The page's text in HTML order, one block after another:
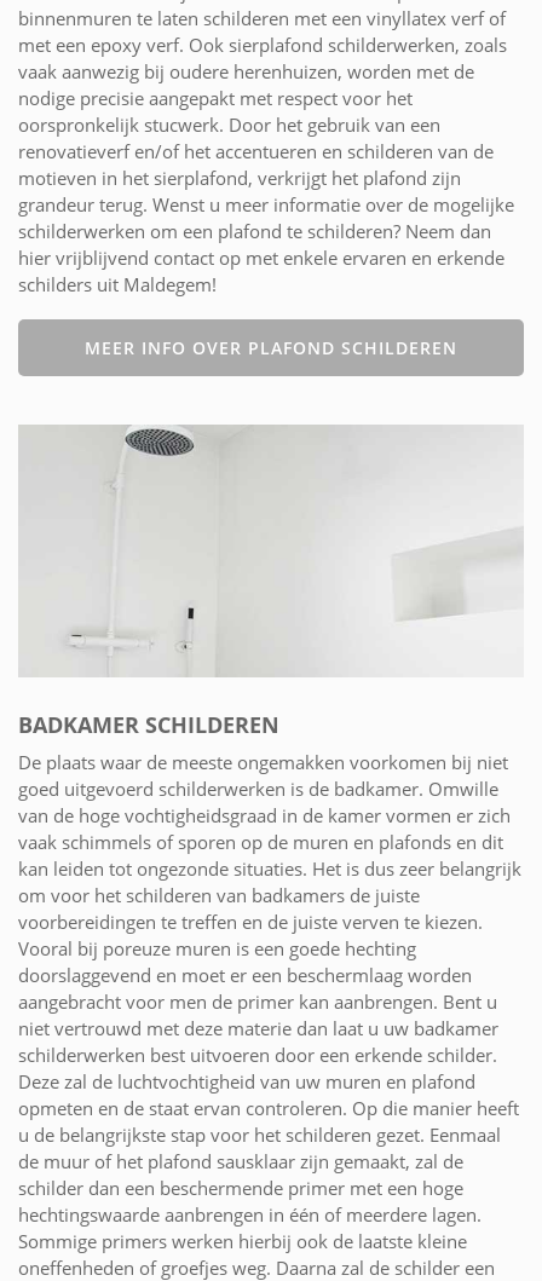
binnenmuren te laten schilderen met een vinyllatex verf of
met een epoxy verf. Ook sierplafond schilderwerken, zoals
vaak aanwezig bij oudere herenhuizen, worden met de
nodige precisie aangepakt met respect voor het
oorspronkelijk stucwerk. Door het gebruik van een
renovatieverf en/of het accentueren en schilderen van de
motieven in het sierplafond, verkrijgt het plafond zijn
grandeur terug. Wenst u meer informatie over de mogelijke
schilderwerken om een plafond te schilderen? Neem dan
hier vrijblijvend contact op met enkele ervaren en erkende
schilders uit Maldegem!
MEER INFO OVER PLAFOND SCHILDEREN
BADKAMER SCHILDEREN
De plaats waar de meeste ongemakken voorkomen bij niet
goed uitgevoerd schilderwerken is de badkamer. Omwille
van de hoge vochtigheidsgraad in de kamer vormen er zich
vaak schimmels of sporen op de muren en plafonds en dit
kan leiden tot ongezonde situaties. Het is dus zeer belangrijk
om voor het schilderen van badkamers de juiste
voorbereidingen te treffen en de juiste verven te kiezen.
Vooral bij poreuze muren is een goede hechting
doorslaggevend en moet er een beschermlaag worden
aangebracht voor men de primer kan aanbrengen. Bent u
niet vertrouwd met deze materie dan laat u uw badkamer
schilderwerken best uitvoeren door een erkende schilder.
Deze zal de luchtvochtigheid van uw muren en plafond
opmeten en de staat ervan controleren. Op die manier heeft
u de belangrijkste stap voor het schilderen gezet. Eenmaal
de muur of het plafond sausklaar zijn gemaakt, zal de
schilder dan een beschermende primer met een hoge
hechtingswaarde aanbrengen in één of meerdere lagen.
Sommige primers werken hierbij ook de laatste kleine
oneffenheden of groefjes weg. Daarna zal de schilder een